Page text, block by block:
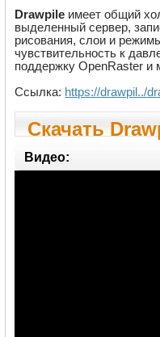
Drawpile имеет общий
выделенный сервер,
рисования, слои и
чувствительность к
поддержку OpenRaster и
Ссылка: https://drawpil../
Скачать
Видео: